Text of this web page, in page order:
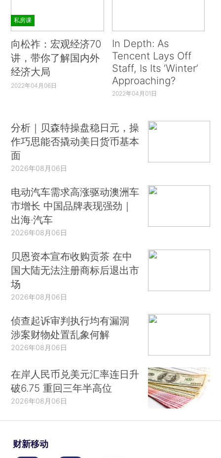
私房课
向松祚：宏观经济70
讲，带你了解国内外
经济大局
2022年04月06日
In Depth: As
Tencent Lays Off
Staff, Is Its ‘Winter’
Approaching?
2022年04月01日
分析｜贝森特操盘稳日元，操
作巧思能否撬动美日货币基本
面
2026年08月06日
电动汽车需求高涨驱动澳洲车
市增长 中国品牌表现强劲｜
出海·汽车
2026年08月06日
贝恩资本宣布收购贡茶 在中
国大陆无法注册商标后退出市
场
2026年08月06日
侦查起诉审判执行均有漏洞
涉案财物处置乱象何解
2026年08月06日
在岸人民币兑美元汇率连日升
破6.75 重回三年半高位
2026年08月06日
财新移动